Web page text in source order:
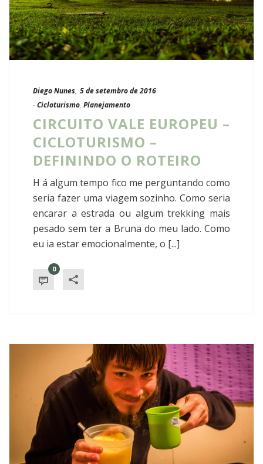
Diego Nunes, 5 de setembro de 2016
- Cicloturismo, Planejamento
CIRCUITO VALE EUROPEU –
CICLOTURISMO –
DEFININDO O ROTEIRO
H á algum tempo fico me perguntando como
seria fazer uma viagem sozinho. Como seria
encarar a estrada ou algum trekking mais
pesado sem ter a Bruna do meu lado. Como
eu ia estar emocionalmente, o [...]
0